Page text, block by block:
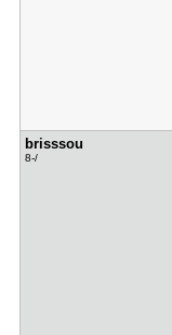
brisssou
8-/